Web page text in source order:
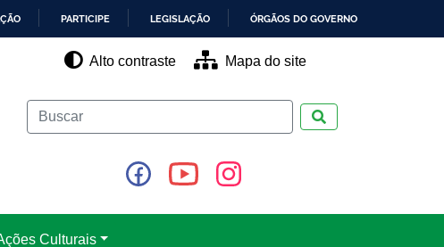
PARTICIPE LEGISLAÇÃO ÓRGÃOS DO GOVERNO
Alto contraste Mapa do site
Culturais